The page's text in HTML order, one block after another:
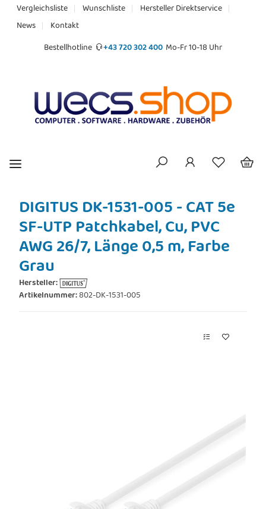
Vergleichsliste Wunschliste
Hersteller Direktservice
News
Kontakt
Bestellhotline
+43 720 302 400 Mo-Fr 10-18 Uhr
DIGITUS DK-1531-005 - CAT 5e
SF-UTP Patchkabel, Cu, PVC
AWG 26/7, Länge 0,5 m, Farbe
Grau
Hersteller:
Artikelnummer:802-DK-1531-005